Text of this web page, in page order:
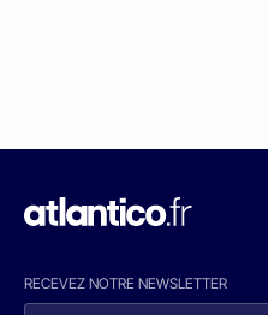
RECEVEZ NOTRE NEWSLETTER